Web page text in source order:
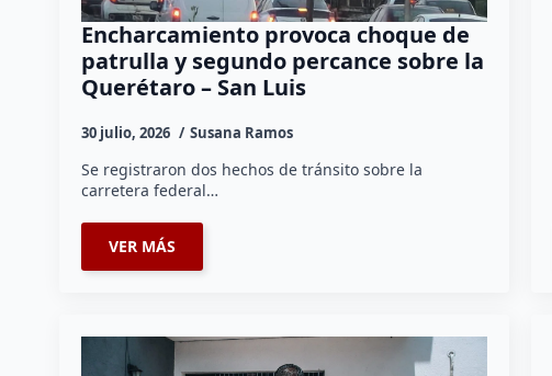
Encharcamiento provoca choque de
patrulla y segundo percance sobre la
Querétaro – San Luis
30 julio, 2026 Susana Ramos
Se registraron dos hechos de tránsito sobre la
carretera federal…
VER MÁS